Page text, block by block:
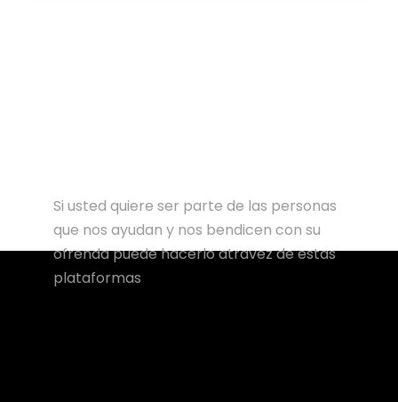
Si usted quiere ser parte de las personas
que nos ayudan y nos bendicen con su
ofrenda puede hacerlo atravez de estas
plataformas